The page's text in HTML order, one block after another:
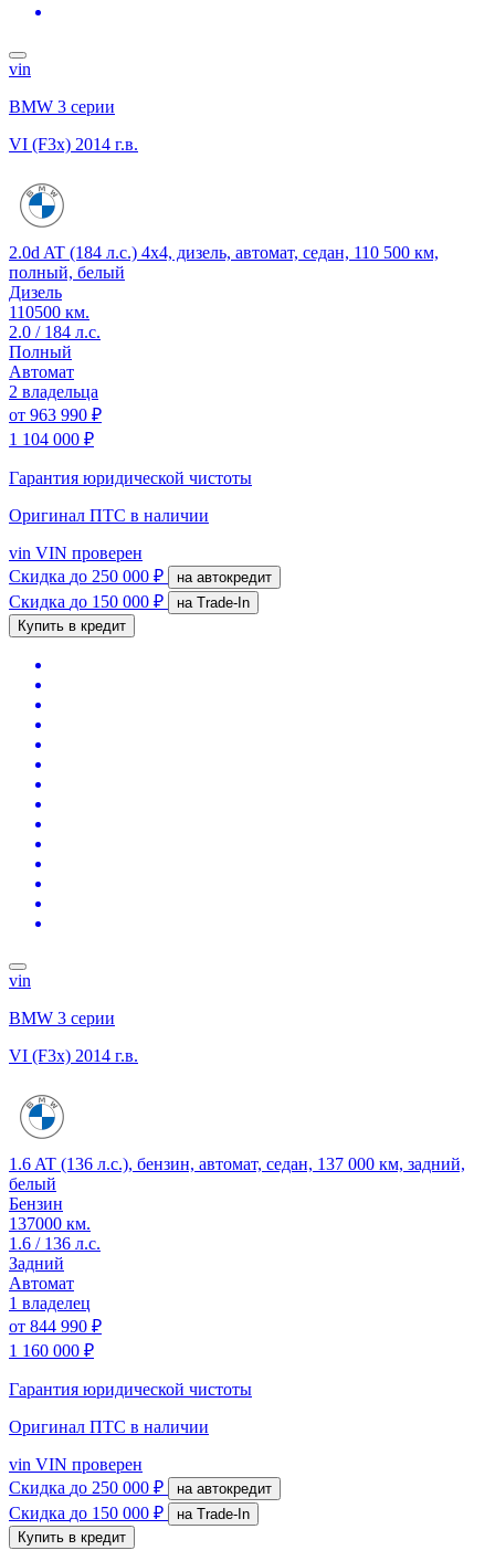
vin
BMW 3 серии
VI (F3x) 2014 г.в.
2.0d AT (184 л.с.) 4x4, дизель, автомат, седан, 110 500 км,
полный, белый
Дизель
110500 км.
2.0 / 184 л.с.
Полный
Автомат
2 владельца
от 963 990 ₽
1 104 000 ₽
Гарантия юридической чистоты
Оригинал ПТС в наличии
vin VIN проверен
Скидка до 250 000 ₽ на автокредит
Скидка до 150 000 ₽
на Trade-In
Купить в кредит
vin
BMW 3 серии
VI (F3x) 2014 г.в.
1.6 AT (136 л.с.), бензин, автомат, седан, 137 000 км, задний,
белый
Бензин
137000 км.
1.6 / 136 л.с.
Задний
Автомат
1 владелец
от 844 990 ₽
1 160 000 ₽
Гарантия юридической чистоты
Оригинал ПТС в наличии
vin VIN проверен
Скидка до 250 000 ₽ на автокредит
Скидка до 150 000 ₽
на Trade-In
Купить в кредит